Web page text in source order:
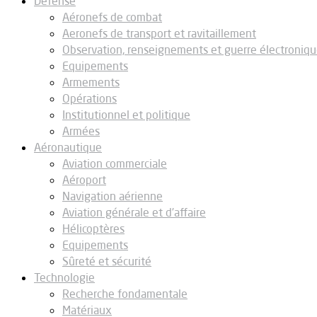
Aéronefs de combat
Aeronefs de transport et ravitaillement
Observation, renseignements et guerre
Equipements
Armements
Opérations
Institutionnel et politique
Armées
Aéronautique
Aviation commerciale
Aéroport
Navigation aérienne
Aviation générale et d’affaire
Hélicoptères
Equipements
Sûreté et sécurité
Technologie
Recherche fondamentale
Matériaux